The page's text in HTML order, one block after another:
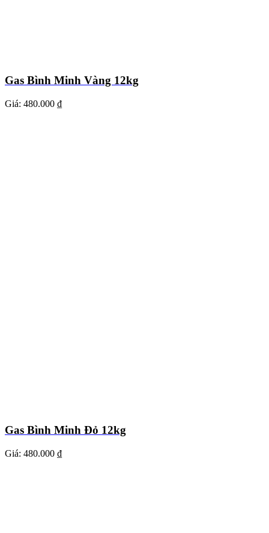
Gas Bình Minh Vàng 12kg
Giá: 480.000 ₫
Gas Bình Minh Đỏ 12kg
Giá: 480.000 ₫